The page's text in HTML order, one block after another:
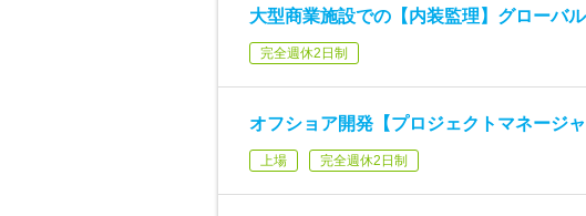
大型商業施設での【内装監理】グローバ
完全週休2日制
オフショア開発【プロジェクトマネージ
上場 完全週休2日制